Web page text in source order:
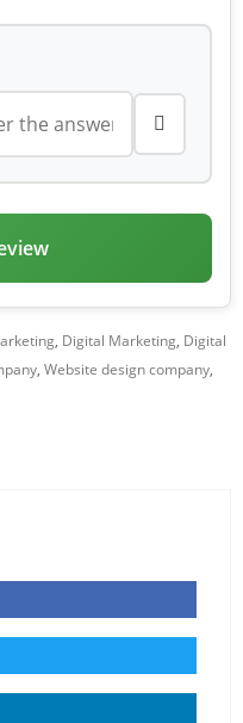
, Digital Marketing, Digital
, Website design company,